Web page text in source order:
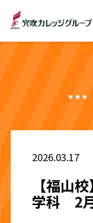
2026.03.17
【福山
学科 2